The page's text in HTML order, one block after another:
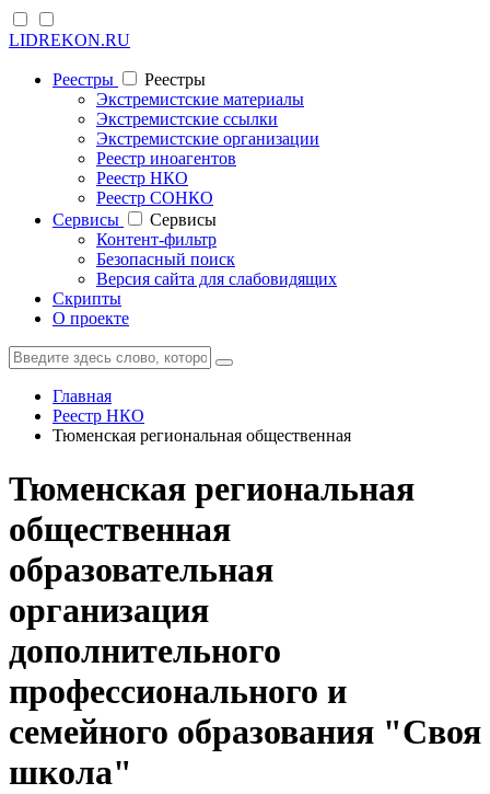
LIDREKON.RU
Реестры
Реестры
Экстремистские материалы
Экстремистские ссылки
Экстремистские организации
Реестр иноагентов
Реестр НКО
Реестр СОНКО
Cервисы
Cервисы
Контент-фильтр
Безопасный поиск
Версия сайта для слабовидящих
Скрипты
О проекте
Главная
Реестр НКО
Тюменская региональная общественная
Тюменская региональная
общественная
образовательная
организация
дополнительного
профессионального и
семейного образования "Своя
школа"